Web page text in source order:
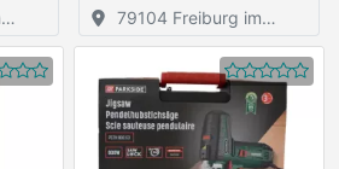
Breisgau